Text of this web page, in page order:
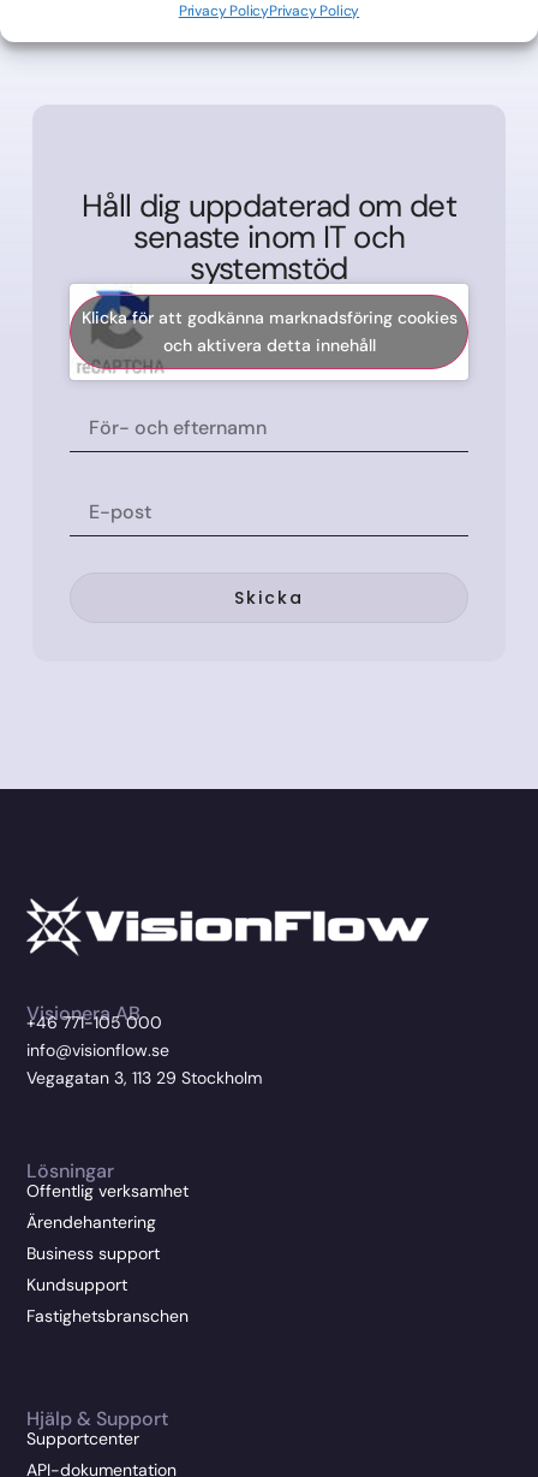
Privacy PolicyPrivacy Policy
Håll dig uppdaterad om det
senaste inom IT och
systemstöd
Klicka för att godkänna marknadsföring cookies
och aktivera detta innehåll
Skicka
Visionera AB
+46 771-105 000
info@visionflow.se
Vegagatan 3, 113 29 Stockholm
Lösningar
Offentlig verksamhet
Ärendehantering
Business support
Kundsupport
Fastighetsbranschen
Hjälp & Support
Supportcenter
API-dokumentation